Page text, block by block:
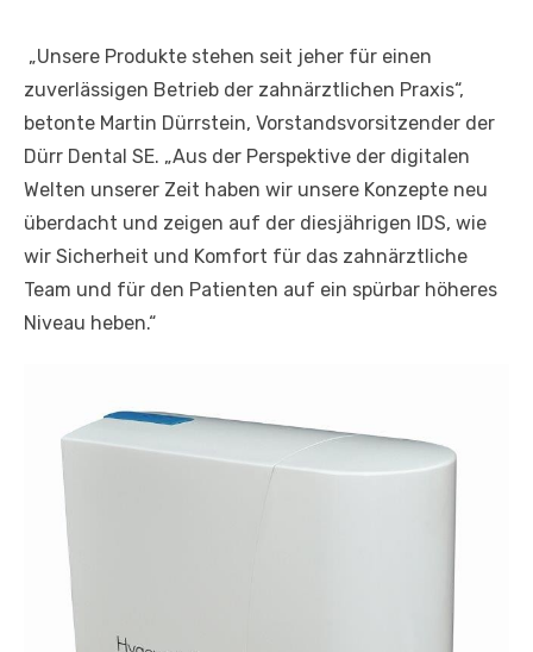
„Unsere Produkte stehen seit jeher für einen
zuverlässigen Betrieb der zahnärztlichen Praxis“,
betonte Martin Dürrstein, Vorstandsvorsitzender der
Dürr Dental SE. „Aus der Perspektive der digitalen
Welten unserer Zeit haben wir unsere Konzepte neu
überdacht und zeigen auf der diesjährigen IDS, wie
wir Sicherheit und Komfort für das zahnärztliche
Team und für den Patienten auf ein spürbar höheres
Niveau heben.“